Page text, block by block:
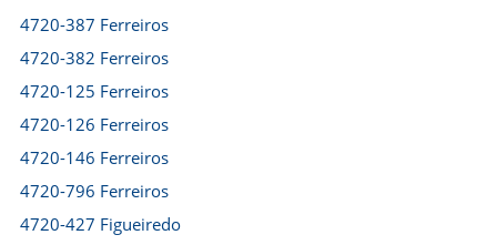
4720-387 Ferreiros
4720-382 Ferreiros
4720-125 Ferreiros
4720-126 Ferreiros
4720-146 Ferreiros
4720-796 Ferreiros
4720-427 Figueiredo